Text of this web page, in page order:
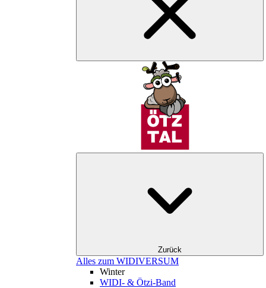
Zurück
Alles zum WIDIVERSUM
Winter
WIDI- & Ötzi-Band